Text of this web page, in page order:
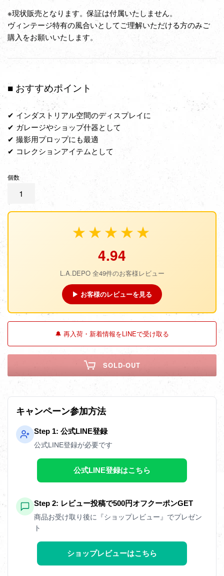
※現状販売となります。保証は付属いたしません。
ヴィンテージ特有の風合いとしてご理解いただける方のみご
購入をお願いいたします。
■ おすすめポイント
✔ インダストリアル空間のディスプレイに
✔ ガレージやショップ什器として
✔ 撮影用プロップにも最適
✔ コレクションアイテムとして
個数
★★★★★
4.94
L.A.DEPO 全49件のお客様レビュー
▶ お客様のレビューを見る
🔔 再入荷・新着情報をLINEで受け取る
SOLD-OUT
キャンペーン参加方法
Step 1: 公式LINE登録
公式LINE登録が必要です
公式LINE登録はこちら
Step 2: レビュー投稿で500円オフクーポンGET
商品お受け取り後に『ショップレビュー』でプレゼン
ト
ショップレビューはこちら